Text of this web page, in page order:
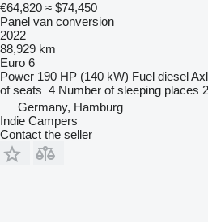
€64,820 ≈ $74,450
Panel van conversion
2022
88,929 km
Euro 6
Power 190 HP (140 kW) Fuel diesel
of seats 4 Number of sleeping places 2
Germany, Hamburg
Indie Campers
Contact the seller